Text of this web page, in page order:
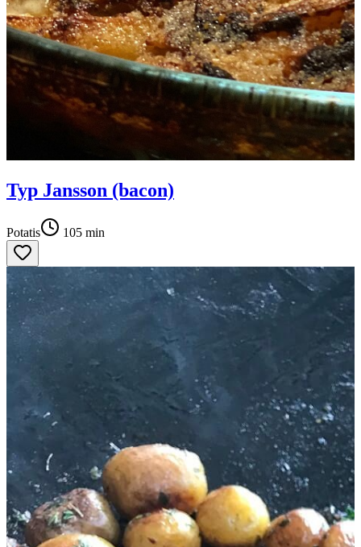
Typ Jansson (bacon)
Potatis 105 min